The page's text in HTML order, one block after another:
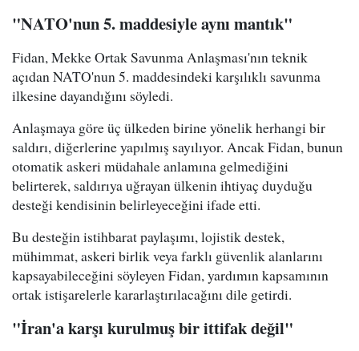
"NATO'nun 5. maddesiyle aynı mantık"
Fidan, Mekke Ortak Savunma Anlaşması'nın teknik
açıdan NATO'nun 5. maddesindeki karşılıklı savunma
ilkesine dayandığını söyledi.
Anlaşmaya göre üç ülkeden birine yönelik herhangi bir
saldırı, diğerlerine yapılmış sayılıyor. Ancak Fidan, bunun
otomatik askeri müdahale anlamına gelmediğini
belirterek, saldırıya uğrayan ülkenin ihtiyaç duyduğu
desteği kendisinin belirleyeceğini ifade etti.
Bu desteğin istihbarat paylaşımı, lojistik destek,
mühimmat, askeri birlik veya farklı güvenlik alanlarını
kapsayabileceğini söyleyen Fidan, yardımın kapsamının
ortak istişarelerle kararlaştırılacağını dile getirdi.
"İran'a karşı kurulmuş bir ittifak değil"